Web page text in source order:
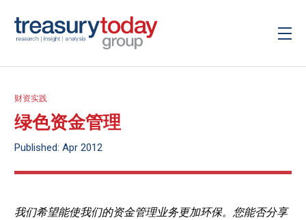
财资实践
绿色资金管理
Published: Apr 2012
我们希望能使我们的资金管理业务更加环保。您能否分享